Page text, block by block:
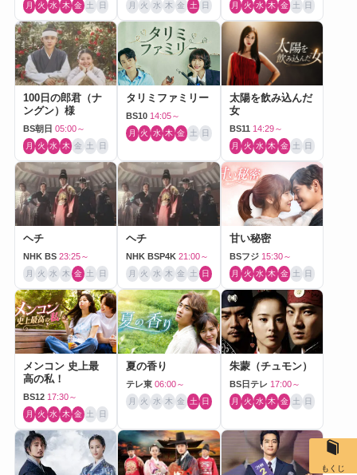
月 火 水 木 金 土 日 月 火 水 木 金 土 日 月 火 水 木 金 土 日
100日の郎君（ナ
ングン）様
BS朝日 05:00～
月 火 水 木 金 土 日
タリミファミリー
BS10 14:05～
月 火 水 木 金 土 日
太陽を飲み込んだ
女
BS11 14:29～
月 火 水 木 金 土 日
ヘチ
NHK BS 23:25～
月 火 水 木 金 土 日
ヘチ
NHK BSP4K 21:00～
月 火 水 木 金 土 日
甘い秘密
BSフジ 15:30～
月 火 水 木 金 土 日
メンコン 史上最
高の私！
BS12 17:30～
月 火 水 木 金 土 日
夏の香り
テレ東 06:00～
月 火 水 木 金 土 日
朱蒙（チュモン）
BS日テレ 17:00～
月 火 水 木 金 土 日
もくじ